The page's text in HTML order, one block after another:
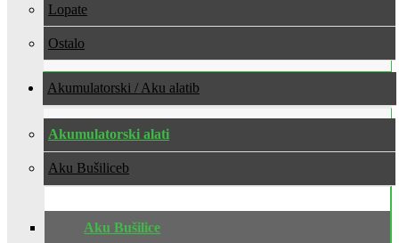
Lopate
Ostalo
Akumulatorski / Aku alati
Akumulatorski alati
Aku Bušilice
Aku Bušilice